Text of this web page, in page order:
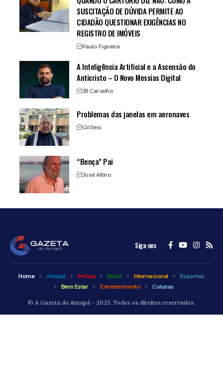
SUSCITAÇÃO DE DÚVIDA PERMITE AO
CIDADÃO QUESTIONAR EXIGÊNCIAS NO
REGISTRO DE IMÓVEIS
Paulo Figueira
A Inteligência Artificial e a Ascensão do
Anticristo – O Novo Messias Digital
JB Carvalho
Problemas das janelas em aeronaves
Gil Reis
“Bença” Pai
José Altino
Siga-nos
© A Gazeta do Amapá - 2025. Todos os direitos reservados.
Home Amapá Polícia Brasil Internacional
Esportes
Bem Estar
Entretenimento Colunas